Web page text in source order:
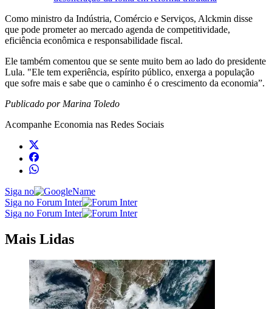
Como ministro da Indústria, Comércio e Serviços, Alckmin disse
que pode prometer ao mercado agenda de competitividade,
eficiência econômica e responsabilidade fiscal.
Ele também comentou que se sente muito bem ao lado do presidente
Lula. "Ele tem experiência, espírito público, enxerga a população
que sofre mais e sabe que o caminho é o crescimento da economia”.
Publicado por Marina Toledo
Acompanhe Economia nas Redes Sociais
Siga no
Siga no Forum Inter
Siga no Forum Inter
Mais Lidas